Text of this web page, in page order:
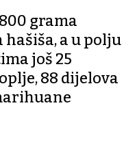
grama
a u polju
još 25
88 dijelova